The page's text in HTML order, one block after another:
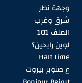
وجهة نظر
شرق وغرب
الملف 101
لوين رايحين؟
Half Time
ع صنوبر بيروت